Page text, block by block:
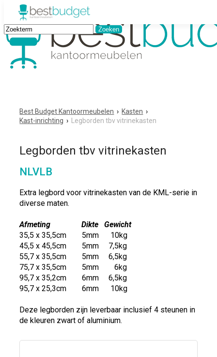
Best Budget Kantoormeubelen › Kasten ›
Kast-inrichting › Legborden tbv vitrinekasten
Legborden tbv vitrinekasten
NLVLB
Extra legbord voor vitrinekasten van de KML-serie in
diverse maten.
Afmeting Dikte Gewicht
35,5 x 35,5cm 5mm 10kg
45,5 x 45,5cm 5mm 7,5kg
55,7 x 35,5cm 5mm 6,5kg
75,7 x 35,5cm 5mm 6kg
95,7 x 35,2cm 6mm 6,5kg
95,7 x 25,3cm 6mm 10kg
Deze legborden zijn leverbaar inclusief 4 steunen in
de kleuren zwart of aluminium.